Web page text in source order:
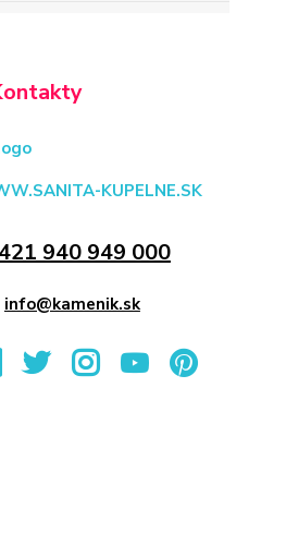
KUPELNE.SK
940 949 000
info@kamenik.sk